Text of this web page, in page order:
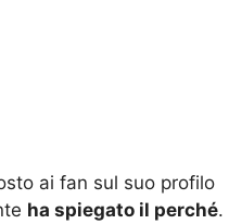
ai fan sul suo profilo
ha spiegato il perché.